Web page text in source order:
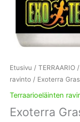
Etusivu / TERRAARIO /
ravinto / Exoterra
Terraarioeläinten
Exoterra